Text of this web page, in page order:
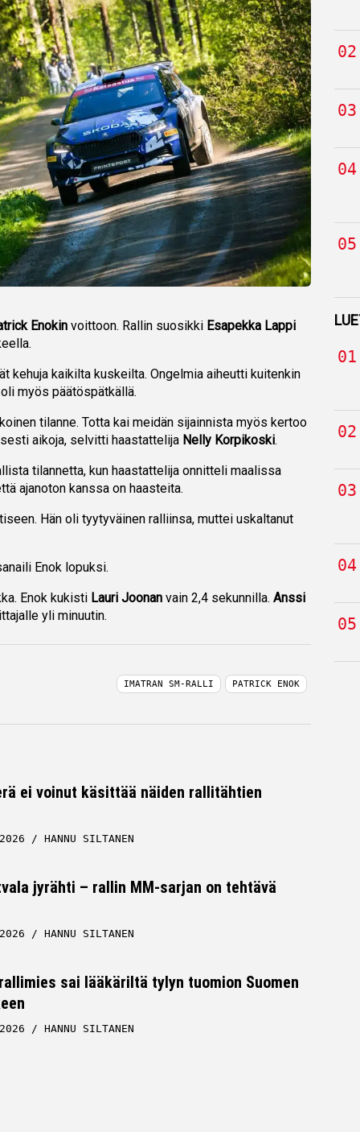
Enokin voittoon. Rallin suosikki Esapekka Lappi
kehuja kaikilta kuskeilta. Ongelmia aiheutti kuitenkin
myös päätöspätkällä.
tilanne. Totta kai meidän sijainnista myös kertoo
aikoja, selvitti haastattelija Nelly Korpikoski.
tilannetta, kun haastattelija onnitteli maalissa
ajanoton kanssa on haasteita.
Hän oli tyytyväinen ralliinsa, muttei uskaltanut
Enok lopuksi.
Enok kukisti Lauri Joonan vain 2,4 sekunnilla.Anssi
yli minuutin.
IMATRAN SM-RALLI PATRICK ENOK
ei voinut käsittää näiden rallitähtien
HANNU SILTANEN
jyrähti – rallin MM-sarjan on tehtävä
HANNU SILTANEN
sai lääkäriltä tylyn tuomion Suomen
HANNU SILTANEN